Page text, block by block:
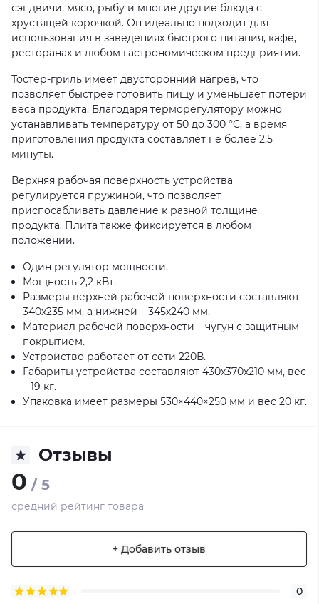
сэндвичи, мясо, рыбу и многие другие блюда с
хрустящей корочкой. Он идеально подходит для
использования в заведениях быстрого питания, кафе,
ресторанах и любом гастрономическом предприятии.
Тостер-гриль имеет двусторонний нагрев, что
позволяет быстрее готовить пищу и уменьшает потери
веса продукта. Благодаря терморегулятору можно
устанавливать температуру от 50 до 300 °C, а время
приготовления продукта составляет не более 2,5
минуты.
Верхняя рабочая поверхность устройства
регулируется пружиной, что позволяет
приспосабливать давление к разной толщине
продукта. Плита также фиксируется в любом
положении.
Один регулятор мощности.
Мощность 2,2 кВт.
Размеры верхней рабочей поверхности составляют
340х235 мм, а нижней – 345х240 мм.
Материал рабочей поверхности – чугун с защитным
покрытием.
Устройство работает от сети 220В.
Габариты устройства составляют 430х370х210 мм, вес
– 19 кг.
Упаковка имеет размеры 530×440×250 мм и вес 20 кг.
Отзывы
0 / 5
средний рейтинг товара
+ Добавить отзыв
0